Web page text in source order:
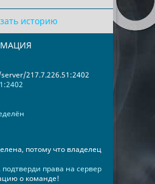
историю
217.7.226.51:2402
потому что владелец
подтверди права на сервер
о команде!